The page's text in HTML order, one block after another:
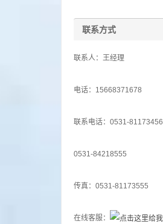
联系方式
联系人：王经理
电话：15668371678
联系电话：0531-81173456
0531-84218555
传真：0531-81173555
在线客服：